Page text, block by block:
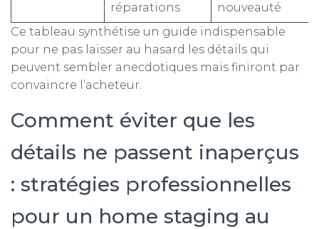
réparations
nouveauté
Ce tableau synthétise un guide indispensable
pour ne pas laisser au hasard les détails qui
peuvent sembler anecdotiques mais finiront par
convaincre l’acheteur.
Comment éviter que les
détails ne passent inaperçus
: stratégies professionnelles
pour un home staging au